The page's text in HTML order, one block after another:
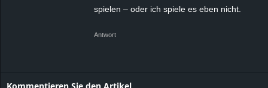
spielen – oder ich spiele es eben nicht.
Antwort